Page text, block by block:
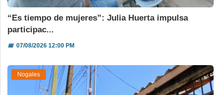
“Es tiempo de mujeres”: Julia Huerta impulsa
participac...
📅07/08/2026 12:00 PM
Nogales